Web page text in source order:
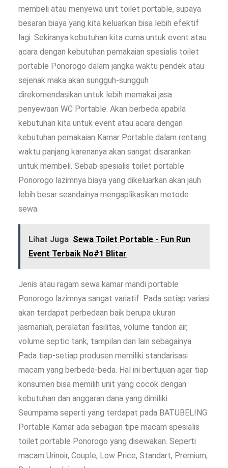
membeli atau menyewa unit toilet portable, supaya
besaran biaya yang kita keluarkan bisa lebih efektif
lagi. Sekiranya kebutuhan kita cuma untuk event atau
acara dengan kebutuhan pemakaian spesialis toilet
portable Ponorogo dalam jangka waktu pendek atau
sejenak maka akan sungguh-sungguh
direkomendasikan untuk lebih memakai jasa
penyewaan WC Portable. Akan berbeda apabila
kebutuhan kita untuk event atau acara dengan
kebutuhan pemakaian Kamar Portable dalam rentang
waktu panjang karenanya akan sangat disarankan
untuk membeli. Sebab spesialis toilet portable
Ponorogo lazimnya biaya yang dikeluarkan akan jauh
lebih besar seandainya mengaplikasikan metode
sewa.
Lihat Juga Sewa Toilet Portable - Fun Run
Event Terbaik No#1 Blitar
Jenis atau ragam sewa kamar mandi portable
Ponorogo lazimnya sangat variatif. Pada setiap variasi
akan terdapat perbedaan baik berupa ukuran
jasmaniah, peralatan fasilitas, volume tandon air,
volume septic tank, tampilan dan lain sebagainya.
Pada tiap-setiap produsen memiliki standarisasi
macam yang berbeda-beda. Hal ini bertujuan agar tiap
konsumen bisa memilih unit yang cocok dengan
kebutuhan dan anggaran dana yang dimiliki.
Seumpama seperti yang terdapat pada BATUBELING
Portable Kamar ada sebagian tipe macam spesialis
toilet portable Ponorogo yang disewakan. Seperti
macam Urinoir, Couple, Low Price, Standart, Premium,